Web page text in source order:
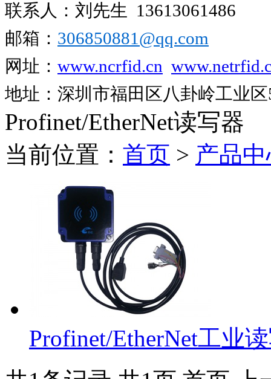
联系人：刘先生 13613061486
邮箱： 306850881​@qq.com
网址： www.ncrfid.cn
地址：深圳市福田区八卦岭工业
Profinet/EtherNet读写器
当前位置： 首页 > 产品
Profinet/EtherNet工业